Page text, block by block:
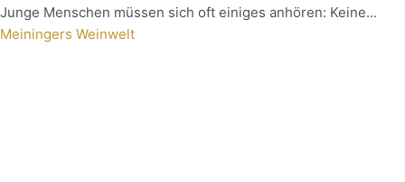
Junge Menschen müssen sich oft einiges anhören: Keine...
Meiningers Weinwelt